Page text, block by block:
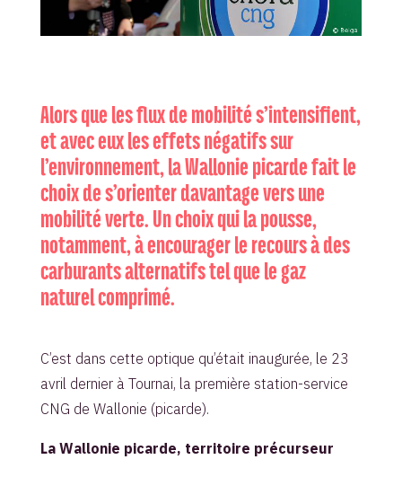
Alors que les flux de mobilité s’intensifient,
et avec eux les effets négatifs sur
l’environnement, la Wallonie picarde fait le
choix de s’orienter davantage vers une
mobilité verte. Un choix qui la pousse,
notamment, à encourager le recours à des
carburants alternatifs tel que le gaz
naturel comprimé.
C’est dans cette optique qu’était inaugurée, le 23
avril dernier à Tournai, la première station-service
CNG de Wallonie (picarde).
La Wallonie picarde, territoire précurseur